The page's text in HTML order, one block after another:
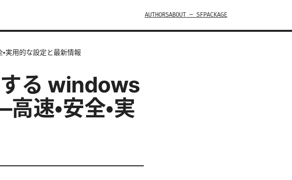
AUTHORSABOUT — SFPACKAGE
実用的な設定と最新情報
る windows
速・安全・実